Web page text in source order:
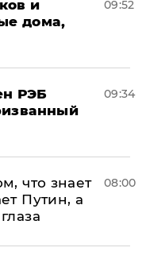
и
дома,
09:52
РЭБ
09:34
что знает
Путин, а
08:00